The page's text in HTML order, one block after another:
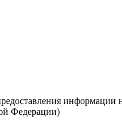
информации
Федерации)